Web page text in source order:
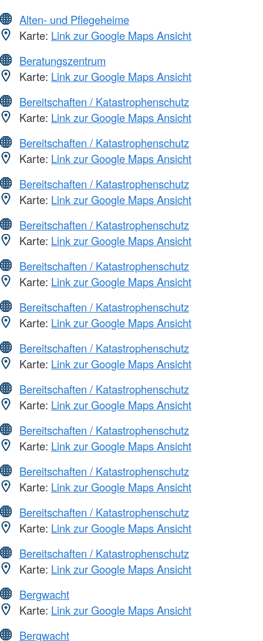
Alten- und Pflegeheime
Karte: Link zur Google Maps Ansicht
Beratungszentrum
Karte: Link zur Google Maps Ansicht
Bereitschaften / Katastrophenschutz
Karte: Link zur Google Maps Ansicht
Bereitschaften / Katastrophenschutz
Karte: Link zur Google Maps Ansicht
Bereitschaften / Katastrophenschutz
Karte: Link zur Google Maps Ansicht
Bereitschaften / Katastrophenschutz
Karte: Link zur Google Maps Ansicht
Bereitschaften / Katastrophenschutz
Karte: Link zur Google Maps Ansicht
Bereitschaften / Katastrophenschutz
Karte: Link zur Google Maps Ansicht
Bereitschaften / Katastrophenschutz
Karte: Link zur Google Maps Ansicht
Bereitschaften / Katastrophenschutz
Karte: Link zur Google Maps Ansicht
Bereitschaften / Katastrophenschutz
Karte: Link zur Google Maps Ansicht
Bereitschaften / Katastrophenschutz
Karte: Link zur Google Maps Ansicht
Bereitschaften / Katastrophenschutz
Karte: Link zur Google Maps Ansicht
Bereitschaften / Katastrophenschutz
Karte: Link zur Google Maps Ansicht
Bergwacht
Karte: Link zur Google Maps Ansicht
Bergwacht